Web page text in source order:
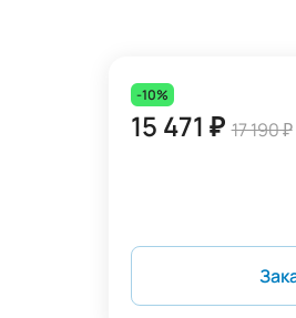
-10%
15 471 ₽ 17 190 ₽